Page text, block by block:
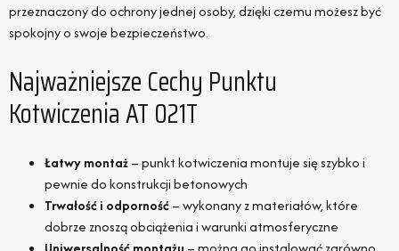
przeznaczony do ochrony jednej osoby, dzięki czemu możesz być
spokojny o swoje bezpieczeństwo.
Najważniejsze Cechy Punktu
Kotwiczenia AT 021T
Łatwy montaż– punkt kotwiczenia montuje się szybko i
pewnie do konstrukcji betonowych
Trwałość i odporność– wykonany z materiałów, które
dobrze znoszą obciążenia i warunki atmosferyczne